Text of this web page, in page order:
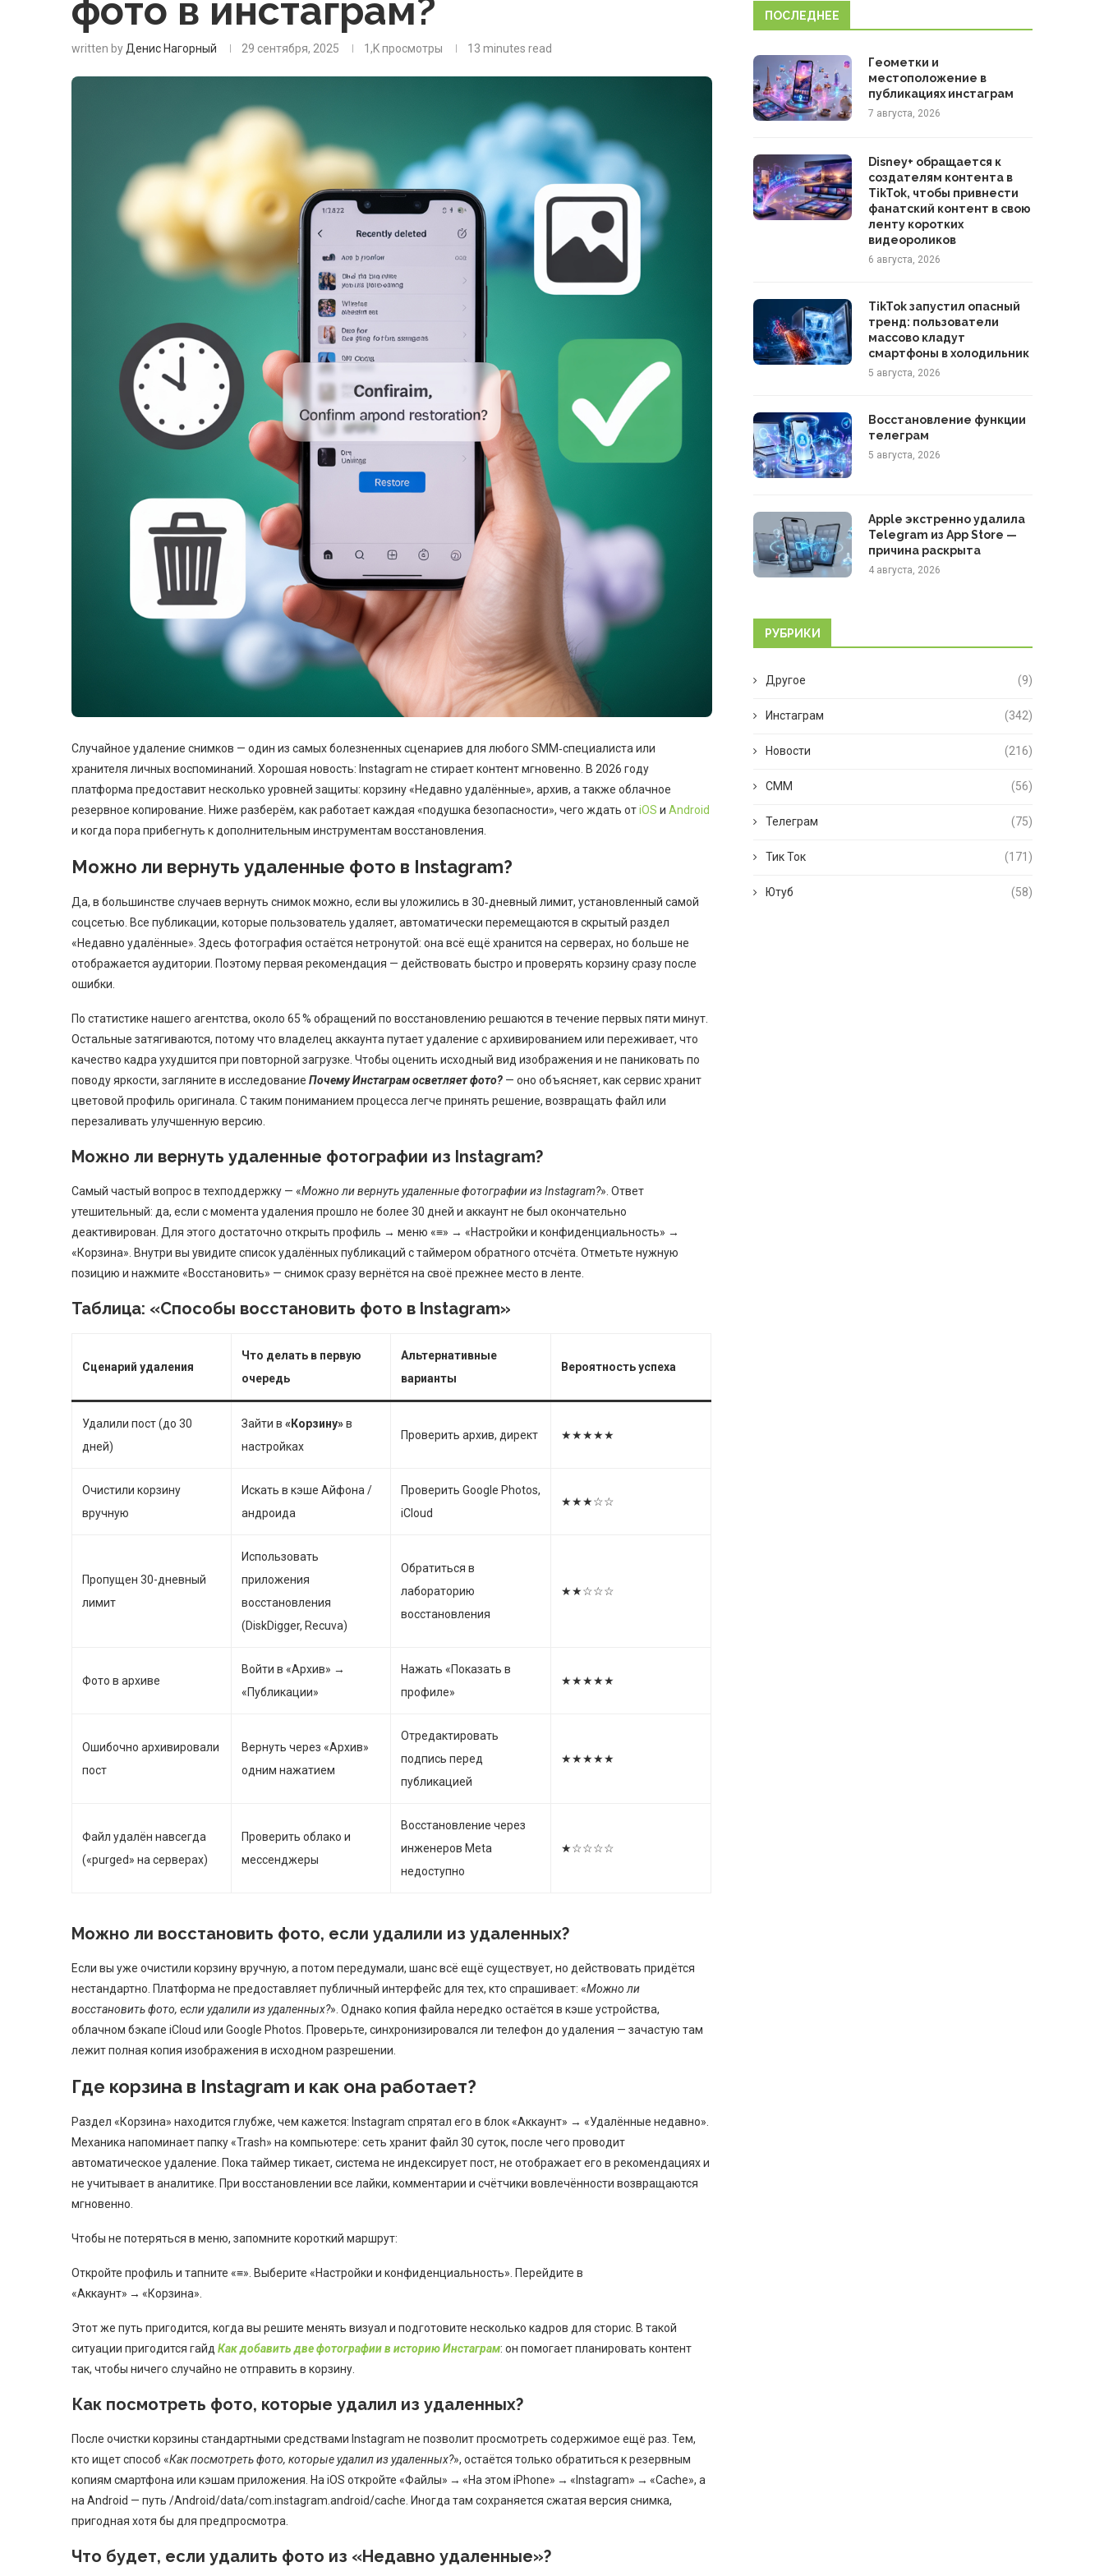
фото в инстаграм?
written by Денис Нагорный 29 сентября, 2025 1,Kпросмотры 13 minutes read
Случайное удаление снимков — один из самых болезненных сценариев для любого SMM‑специалиста или
хранителя личных воспоминаний. Хорошая новость: Instagram не стирает контент мгновенно. В 2026 году
платформа предоставит несколько уровней защиты: корзину «Недавно удалённые», архив, а также облачное
резервное копирование. Ниже разберём, как работает каждая «подушка безопасности», чего ждать отiOS и Android
и когда пора прибегнуть к дополнительным инструментам восстановления.
Можно ли вернуть удаленные фото в Instagram?
Да, в большинстве случаев вернуть снимок можно, если вы уложились в 30‑дневный лимит, установленный самой
соцсетью. Все публикации, которые пользователь удаляет, автоматически перемещаются в скрытый раздел
«Недавно удалённые». Здесь фотография остаётся нетронутой: она всё ещё хранится на серверах, но больше не
отображается аудитории. Поэтому первая рекомендация — действовать быстро и проверять корзину сразу после
ошибки.
По статистике нашего агентства, около 65 % обращений по восстановлению решаются в течение первых пяти минут.
Остальные затягиваются, потому что владелец аккаунта путает удаление с архивированием или переживает, что
качество кадра ухудшится при повторной загрузке. Чтобы оценить исходный вид изображения и не паниковать по
поводу яркости, загляните в исследование Почему Инстаграм осветляет фото? — оно объясняет, как сервис хранит
цветовой профиль оригинала. С таким пониманием процесса легче принять решение, возвращать файл или
перезаливать улучшенную версию.
Можно ли вернуть удаленные фотографии из Instagram?
Самый частый вопрос в техподдержку — «Можно ли вернуть удаленные фотографии из Instagram?». Ответ
утешительный: да, если с момента удаления прошло не более 30 дней и аккаунт не был окончательно
деактивирован. Для этого достаточно открыть профиль → меню «≡» → «Настройки и конфиденциальность» →
«Корзина». Внутри вы увидите список удалённых публикаций с таймером обратного отсчёта. Отметьте нужную
позицию и нажмите «Восстановить» — снимок сразу вернётся на своё прежнее место в ленте.
Таблица: «Способы восстановить фото в Instagram»
Сценарий удаления
Что делать в первую
очередь
Альтернативные
варианты
Вероятность успеха
Удалили пост (до 30
дней)
Зайти в «Корзину»в
настройках
Проверить архив, директ ★★★★★
Очистили корзину
вручную
Искать в кэше Айфона /
андроида
Проверить Google Photos,
iCloud
★★★☆☆
Пропущен 30-дневный
лимит
Использовать
приложения
восстановления
(DiskDigger, Recuva)
Обратиться в
лабораторию
восстановления
★★☆☆☆
Фото в архиве
Войти в «Архив» →
«Публикации»
Нажать «Показать в
профиле»
★★★★★
Ошибочно архивировали
пост
Вернуть через «Архив»
одним нажатием
Отредактировать
подпись перед
публикацией
★★★★★
Файл удалён навсегда
(«purged» на серверах)
Проверить облако и
мессенджеры
Восстановление через
инженеров Meta
недоступно
★☆☆☆☆
Можно ли восстановить фото, если удалили из удаленных?
Если вы уже очистили корзину вручную, а потом передумали, шанс всё ещё существует, но действовать придётся
нестандартно. Платформа не предоставляет публичный интерфейс для тех, кто спрашивает: «Можно ли
восстановить фото, если удалили из удаленных?». Однако копия файла нередко остаётся в кэше устройства,
облачном бэкапе iCloud или Google Photos. Проверьте, синхронизировался ли телефон до удаления — зачастую там
лежит полная копия изображения в исходном разрешении.
Где корзина в Instagram и как она работает?
Раздел «Корзина» находится глубже, чем кажется: Instagram спрятал его в блок «Аккаунт» → «Удалённые недавно».
Механика напоминает папку «Trash» на компьютере: сеть хранит файл 30 суток, после чего проводит
автоматическое удаление. Пока таймер тикает, система не индексирует пост, не отображает его в рекомендациях и
не учитывает в аналитике. При восстановлении все лайки, комментарии и счётчики вовлечённости возвращаются
мгновенно.
Чтобы не потеряться в меню, запомните короткий маршрут:
Откройте профиль и тапните «≡». Выберите «Настройки и конфиденциальность». Перейдите в
«Аккаунт» → «Корзина».
Этот же путь пригодится, когда вы решите менять визуал и подготовите несколько кадров для сторис. В такой
ситуации пригодится гайд Как добавить две фотографии в историю Инстаграм: он помогает планировать контент
так, чтобы ничего случайно не отправить в корзину.
Как посмотреть фото, которые удалил из удаленных?
После очистки корзины стандартными средствами Instagram не позволит просмотреть содержимое ещё раз. Тем,
кто ищет способ «Как посмотреть фото, которые удалил из удаленных?», остаётся только обратиться к резервным
копиям смартфона или кэшам приложения. На iOS откройте «Файлы» → «На этом iPhone» → «Instagram» → «Cache», а
на Android — путь /Android/data/com.instagram.android/cache. Иногда там сохраняется сжатая версия снимка,
пригодная хотя бы для предпросмотра.
Что будет, если удалить фото из «Недавно удаленные»?
ПОСЛЕДНЕЕ
Геометки и
местоположение в
публикациях инстаграм
7 августа, 2026
Disney+ обращается к
создателям контента в
TikTok, чтобы привнести
фанатский контент в свою
ленту коротких
видеороликов
6 августа, 2026
TikTok запустил опасный
тренд: пользователи
массово кладут
смартфоны в холодильник
5 августа, 2026
Восстановление функции
телеграм
5 августа, 2026
Apple экстренно удалила
Telegram из App Store —
причина раскрыта
4 августа, 2026
РУБРИКИ
Другое (9)
Инстаграм (342)
Новости (216)
СММ (56)
Телеграм (75)
Тик Ток (171)
Ютуб (58)